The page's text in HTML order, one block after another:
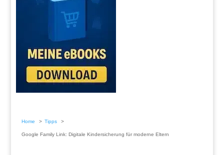
Home Tipps
Google Family Link: Digitale Kindersicherung für moderne Eltern